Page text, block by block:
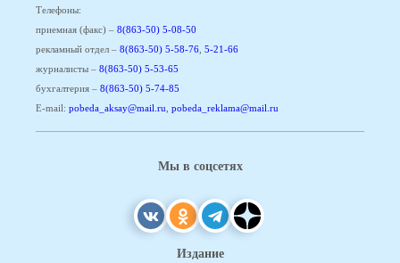
Телефоны:
приемная (факс) – 8(863-50) 5-08-50
рекламный отдел – 8(863-50) 5-58-76, 5-21-66
журналисты – 8(863-50) 5-53-65
бухгалтерия – 8(863-50) 5-74-85
E-mail: pobeda_aksay@mail.ru, pobeda_reklama@mail.ru
Мы в соцсетях
Издание